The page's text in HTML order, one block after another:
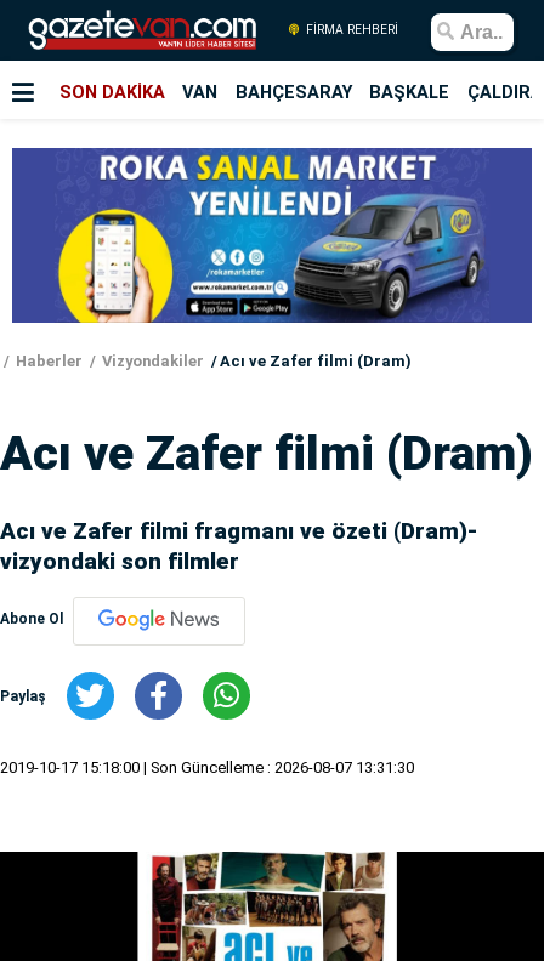
FİRMA REHBERİ
SON DAKİKA VAN BAHÇESARAY BAŞKALE
Haberler Vizyondakiler Acı ve Zafer filmi (Dram)
Acı ve Zafer filmi (Dram)
Acı ve Zafer filmi fragmanı ve özeti (Dram)-
vizyondaki son filmler
Abone Ol
Paylaş
2019-10-17 15:18:00 | Son Güncelleme : 2026-08-07 13:31:30